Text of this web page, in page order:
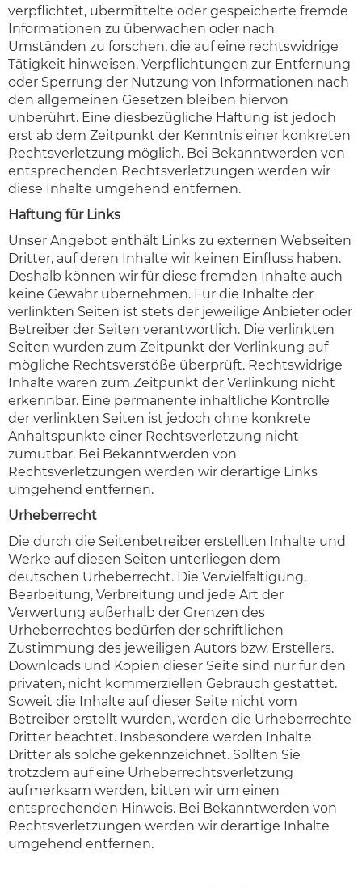
verpflichtet, übermittelte oder gespeicherte fremde
Informationen zu überwachen oder nach
Umständen zu forschen, die auf eine rechtswidrige
Tätigkeit hinweisen. Verpflichtungen zur Entfernung
oder Sperrung der Nutzung von Informationen nach
den allgemeinen Gesetzen bleiben hiervon
unberührt. Eine diesbezügliche Haftung ist jedoch
erst ab dem Zeitpunkt der Kenntnis einer konkreten
Rechtsverletzung möglich. Bei Bekanntwerden von
entsprechenden Rechtsverletzungen werden wir
diese Inhalte umgehend entfernen.
Haftung für Links
Unser Angebot enthält Links zu externen Webseiten
Dritter, auf deren Inhalte wir keinen Einfluss haben.
Deshalb können wir für diese fremden Inhalte auch
keine Gewähr übernehmen. Für die Inhalte der
verlinkten Seiten ist stets der jeweilige Anbieter oder
Betreiber der Seiten verantwortlich. Die verlinkten
Seiten wurden zum Zeitpunkt der Verlinkung auf
mögliche Rechtsverstöße überprüft. Rechtswidrige
Inhalte waren zum Zeitpunkt der Verlinkung nicht
erkennbar. Eine permanente inhaltliche Kontrolle
der verlinkten Seiten ist jedoch ohne konkrete
Anhaltspunkte einer Rechtsverletzung nicht
zumutbar. Bei Bekanntwerden von
Rechtsverletzungen werden wir derartige Links
umgehend entfernen.
Urheberrecht
Die durch die Seitenbetreiber erstellten Inhalte und
Werke auf diesen Seiten unterliegen dem
deutschen Urheberrecht. Die Vervielfältigung,
Bearbeitung, Verbreitung und jede Art der
Verwertung außerhalb der Grenzen des
Urheberrechtes bedürfen der schriftlichen
Zustimmung des jeweiligen Autors bzw. Erstellers.
Downloads und Kopien dieser Seite sind nur für den
privaten, nicht kommerziellen Gebrauch gestattet.
Soweit die Inhalte auf dieser Seite nicht vom
Betreiber erstellt wurden, werden die Urheberrechte
Dritter beachtet. Insbesondere werden Inhalte
Dritter als solche gekennzeichnet. Sollten Sie
trotzdem auf eine Urheberrechtsverletzung
aufmerksam werden, bitten wir um einen
entsprechenden Hinweis. Bei Bekanntwerden von
Rechtsverletzungen werden wir derartige Inhalte
umgehend entfernen.